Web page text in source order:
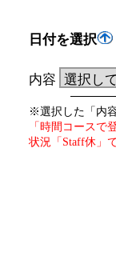
日付を選択
内容
※選択した「内
「時間コースで
状況「Staff休」